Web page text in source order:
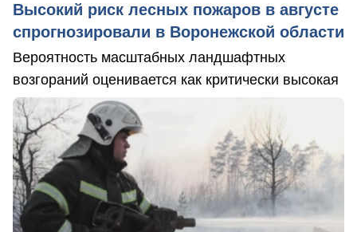
Высокий риск лесных пожаров в августе
спрогнозировали в Воронежской области
Вероятность масштабных ландшафтных
возгораний оценивается как критически высокая